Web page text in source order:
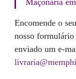
Encomende o
nosso formulário
enviado um e-